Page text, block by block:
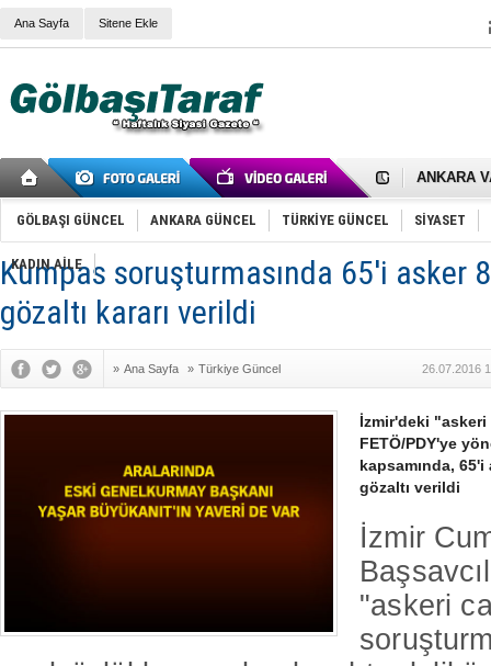
Ana Sayfa Sitene Ekle
Cemal
Samet
FAİZ
OLİMPİK
SÖZ
İNCEK
GÖLBAŞI GÜNCEL ANKARA GÜNCEL TÜRKİYE GÜNCEL SİYASET
KADIN AİLE
Kumpas soruşturmasında 65'i asker
gözaltı kararı verildi
» Ana Sayfa » Türkiye Güncel 26.07.2016
İzmir'deki
FETÖ/PDY'ye
kapsamında,
gözaltı verildi
İzmir
"askeri